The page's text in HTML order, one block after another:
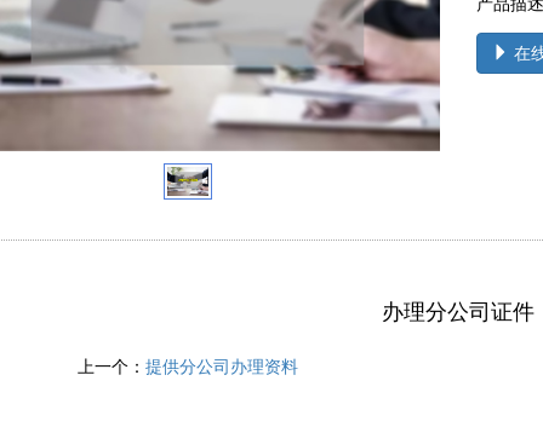
在
办理分公司证件
上一个： 提供分公司办理资料